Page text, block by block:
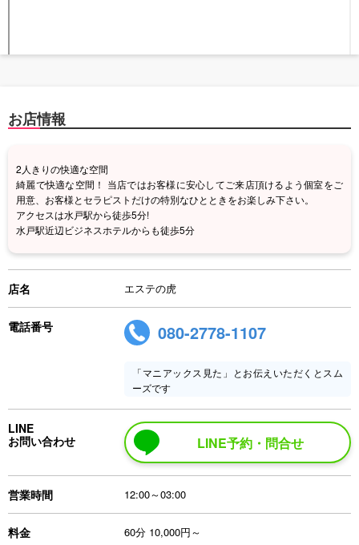
お店情報
2人きりの快適な空間
綺麗で快適な空間！ 当店ではお客様に安心してご来店頂けるよう個室をご
用意、お客様とセラピストだけの特別なひとときをお楽しみ下さい。
アクセスは水戸駅から徒歩5分!
水戸駅近辺ビジネスホテルからも徒歩5分
店名 エステの虎
電話番号 080-2778-1107
「マニアックス見た」とお伝えいただくとスム
ーズです
LINE
お問い合わせ
LINE予約・問合せ
営業時間 12:00～03:00
料金 60分 10,000円～